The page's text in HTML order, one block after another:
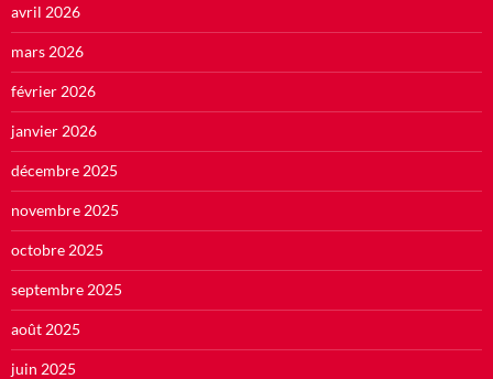
avril 2026
mars 2026
février 2026
janvier 2026
décembre 2025
novembre 2025
octobre 2025
septembre 2025
août 2025
juin 2025